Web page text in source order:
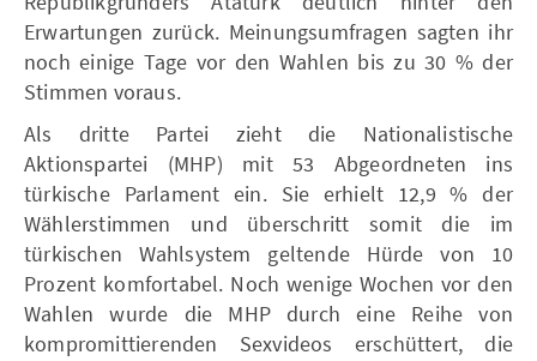
Erwartungen zurück. Meinungsumfragen sagten ihr
noch einige Tage vor den Wahlen bis zu 30 % der
Stimmen voraus.
Als dritte Partei zieht die Nationalistische
Aktionspartei (MHP) mit 53 Abgeordneten ins
türkische Parlament ein. Sie erhielt 12,9 % der
Wählerstimmen und überschritt somit die im
türkischen Wahlsystem geltende Hürde von 10
Prozent komfortabel. Noch wenige Wochen vor den
Wahlen wurde die MHP durch eine Reihe von
kompromittierenden Sexvideos erschüttert, die